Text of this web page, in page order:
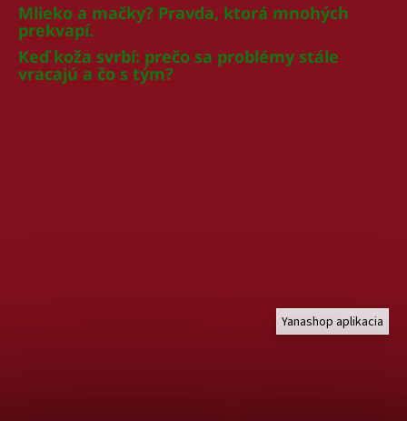
Mlieko a mačky? Pravda, ktorá mnohých
prekvapí.
Keď koža svrbí: prečo sa problémy stále
vracajú a čo s tým?
Yanashop aplikacia